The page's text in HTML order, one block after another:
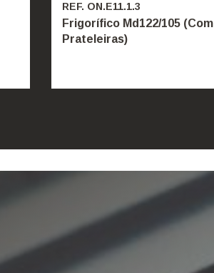
REF. ON.E11.1.3
Frigorífico Md122/105 (Com
Prateleiras)